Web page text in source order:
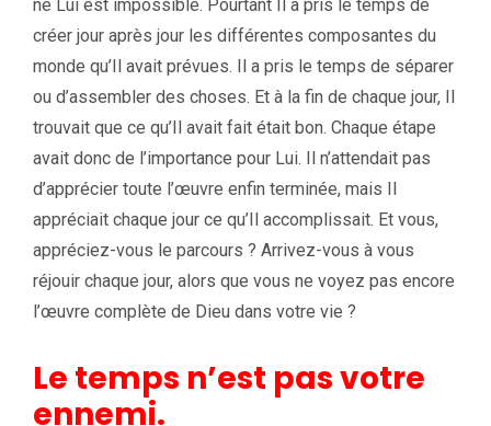
ne Lui est impossible. Pourtant Il a pris le temps de
créer jour après jour les différentes composantes du
monde qu’Il avait prévues. Il a pris le temps de séparer
ou d’assembler des choses. Et à la fin de chaque jour, Il
trouvait que ce qu’Il avait fait était bon. Chaque étape
avait donc de l’importance pour Lui. Il n’attendait pas
d’apprécier toute l’œuvre enfin terminée, mais Il
appréciait chaque jour ce qu’Il accomplissait. Et vous,
appréciez-vous le parcours ? Arrivez-vous à vous
réjouir chaque jour, alors que vous ne voyez pas encore
l’œuvre complète de Dieu dans votre vie ?
Le temps n’est pas votre
ennemi.